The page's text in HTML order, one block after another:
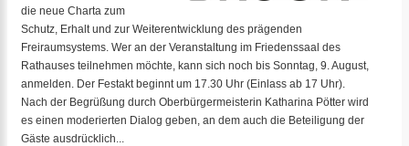
die neue Charta zum
Schutz, Erhalt und zur Weiterentwicklung des prägenden
Freiraumsystems. Wer an der Veranstaltung im Friedenssaal des
Rathauses teilnehmen möchte, kann sich noch bis Sonntag, 9. August,
anmelden. Der Festakt beginnt um 17.30 Uhr (Einlass ab 17 Uhr).
Nach der Begrüßung durch Oberbürgermeisterin Katharina Pötter wird
es einen moderierten Dialog geben, an dem auch die Beteiligung der
Gäste ausdrücklich...